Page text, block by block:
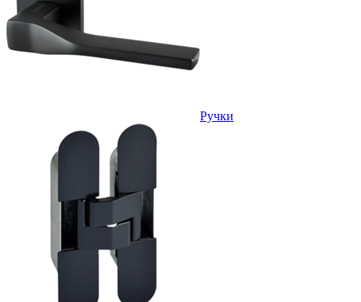
Ручки